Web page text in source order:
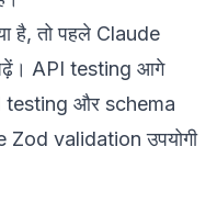
है, तो पहले Claude
API testing आगे
testing और schema
Zod validation उपयोगी